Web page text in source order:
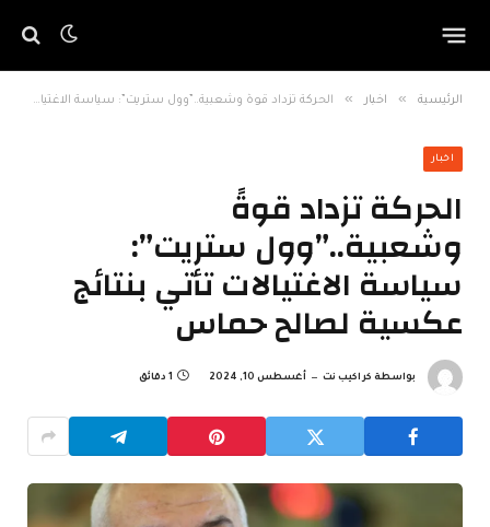
الرئيسية » اخبار » الحركة تزداد قوةً وشعبية..”وول ستريت”: سياسة الاغتيالات تأتي بنتائج عكسية لصالح حماس
اخبار
الحركة تزداد قوةً
وشعبية..”وول ستريت”:
سياسة الاغتيالات تأتي بنتائج
عكسية لصالح حماس
بواسطة كراكيب نت أغسطس 10, 2024 1 دقائق